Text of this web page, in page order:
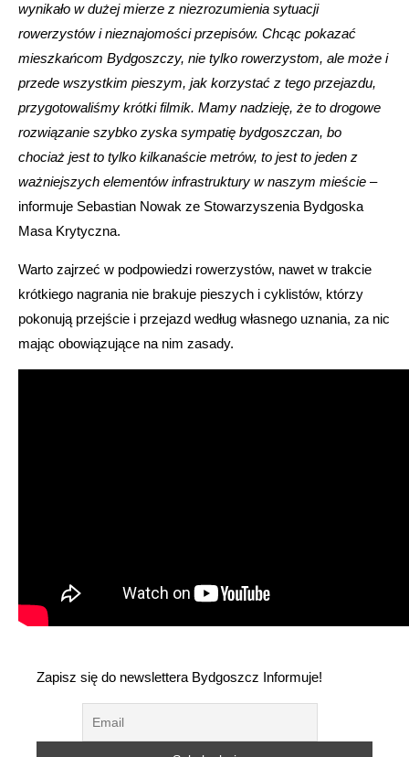
wynikało w dużej mierze z niezrozumienia sytuacji
rowerzystów i nieznajomości przepisów. Chcąc pokazać
mieszkańcom Bydgoszczy, nie tylko rowerzystom, ale może i
przede wszystkim pieszym, jak korzystać z tego przejazdu,
przygotowaliśmy krótki filmik. Mamy nadzieję, że to drogowe
rozwiązanie szybko zyska sympatię bydgoszczan, bo
chociaż jest to tylko kilkanaście metrów, to jest to jeden z
ważniejszych elementów infrastruktury w naszym mieście –
informuje Sebastian Nowak ze Stowarzyszenia Bydgoska
Masa Krytyczna.
Warto zajrzeć w podpowiedzi rowerzystów, nawet w trakcie
krótkiego nagrania nie brakuje pieszych i cyklistów, którzy
pokonują przejście i przejazd według własnego uznania, za nic
mając obowiązujące na nim zasady.
Zapisz się do newslettera Bydgoszcz Informuje!